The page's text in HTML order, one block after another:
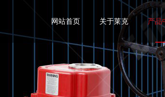
网站首页 关于莱克 产品